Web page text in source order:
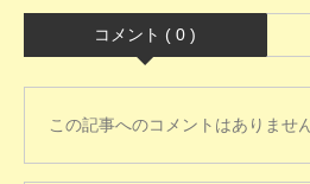
コメント ( 0 )
この記事へのコメントはありません